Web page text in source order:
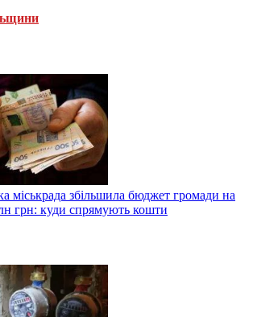
міськрада збільшила бюджет громади на
грн: куди спрямують кошти